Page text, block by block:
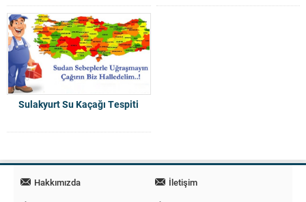
Sulakyurt Su Kaçağı Tespiti
Hakkımızda
İletişim